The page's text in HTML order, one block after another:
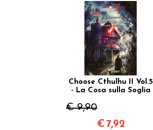
Choose Cthulhu II Vol.5
- La Cosa sulla Soglia
€ 9,90
€ 7,92